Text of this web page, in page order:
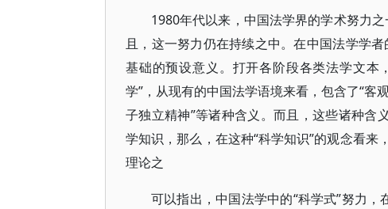
1980年代以来，中国法学界的学术努力
且，这一努力仍在持续之中。在中国法学学
基础的预设意义。打开各阶段各类法学文本
学”，从现有的中国法学语境来看，包含了“客
子独立精神”等诸种含义。而且，这些诸种
学知识，那么，在这种“科学知识”的观念看来
理论之
可以指出，中国法学中的“科学式”努力